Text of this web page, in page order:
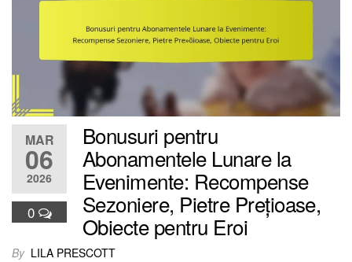
MAR
06
2026
0
Bonusuri pentru
Abonamentele Lunare la
Evenimente: Recompense
Sezoniere, Pietre Prețioase,
Obiecte pentru Eroi
By LILA PRESCOTT